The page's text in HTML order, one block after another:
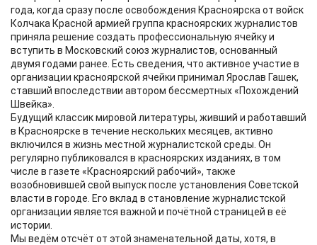
года, когда сразу после освобождения Красноярска от войск
Колчака Красной армией группа красноярских журналистов
приняла решение создать профессиональную ячейку и
вступить в Московский союз журналистов, основанный
двумя годами ранее. Есть сведения, что активное участие в
организации красноярской ячейки принимал Ярослав Гашек,
ставший впоследствии автором бессмертных «Похождений
Швейка».
Будущий классик мировой литературы, живший и работавший
в Красноярске в течение нескольких месяцев, активно
включился в жизнь местной журналистской среды. Он
регулярно публиковался в красноярских изданиях, в том
числе в газете «Красноярский рабочий», также
возобновившей свой выпуск после установления Советской
власти в городе. Его вклад в становление журналистской
организации является важной и почётной страницей в её
истории.
Мы ведём отсчёт от этой знаменательной даты, хотя, в